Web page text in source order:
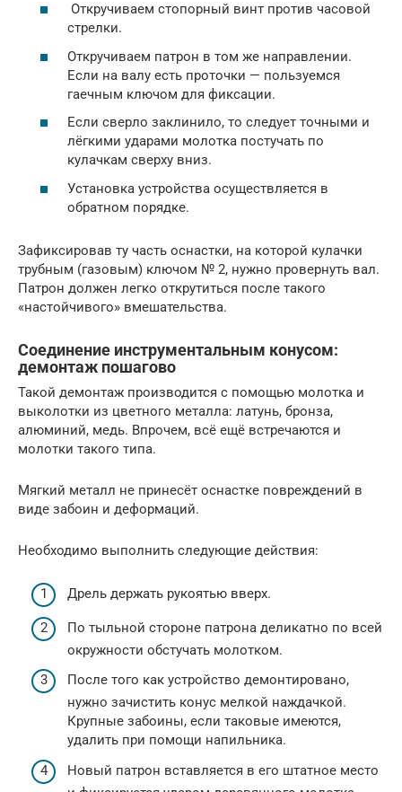
Откручиваем стопорный винт против часовой
стрелки.
Откручиваем патрон в том же направлении.
Если на валу есть проточки — пользуемся
гаечным ключом для фиксации.
Если сверло заклинило, то следует точными и
лёгкими ударами молотка постучать по
кулачкам сверху вниз.
Установка устройства осуществляется в
обратном порядке.
Зафиксировав ту часть оснастки, на которой кулачки
трубным (газовым) ключом № 2, нужно провернуть вал.
Патрон должен легко открутиться после такого
«настойчивого» вмешательства.
Соединение инструментальным конусом:
демонтаж пошагово
Такой демонтаж производится с помощью молотка и
выколотки из цветного металла: латунь, бронза,
алюминий, медь. Впрочем, всё ещё встречаются и
молотки такого типа.
Мягкий металл не принесёт оснастке повреждений в
виде забоин и деформаций.
Необходимо выполнить следующие действия:
Дрель держать рукоятью вверх.
По тыльной стороне патрона деликатно по всей
окружности обстучать молотком.
После того как устройство демонтировано,
нужно зачистить конус мелкой наждачкой.
Крупные забоины, если таковые имеются,
удалить при помощи напильника.
Новый патрон вставляется в его штатное место